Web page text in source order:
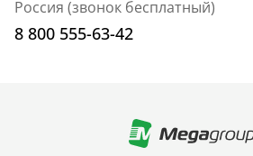
Россия (звонок бесплатный)
8 800 555-63-42
+7 (499) 705-30-10